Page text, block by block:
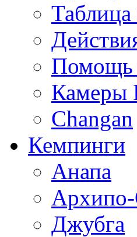
Помощь
Сhangan
Кемпинги
Анапа
Джубга